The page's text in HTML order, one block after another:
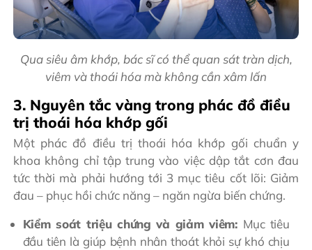
Qua siêu âm khớp, bác sĩ có thể quan sát tràn dịch,
viêm và thoái hóa mà không cần xâm lấn
3. Nguyên tắc vàng trong phác đồ điều
trị thoái hóa khớp gối
Một phác đồ điều trị thoái hóa khớp gối chuẩn y
khoa không chỉ tập trung vào việc dập tắt cơn đau
tức thời mà phải hướng tới 3 mục tiêu cốt lõi: Giảm
đau – phục hồi chức năng – ngăn ngừa biến chứng.
Kiểm soát triệu chứng và giảm viêm: Mục tiêu
đầu tiên là giúp bệnh nhân thoát khỏi sự khó chịu